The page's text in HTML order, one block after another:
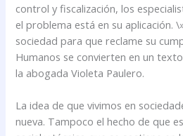
control y fiscalización, los
el problema está en su aplicación.
sociedad para que reclame su
Humanos se convierten en un
la abogada Violeta Paulero.
La idea de que vivimos en
nueva. Tampoco el hecho de que